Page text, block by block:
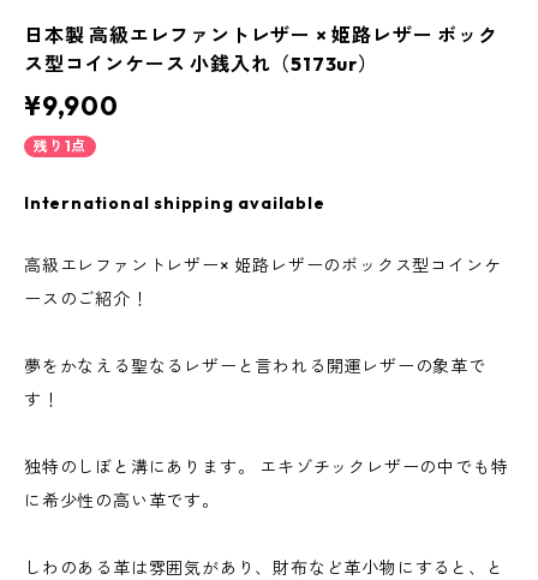
日本製 高級エレファントレザー × 姫路レザー ボック
ス型コインケース 小銭入れ（5173ur）
¥9,900
残り1点
International shipping available
高級エレファントレザー× 姫路レザーのボックス型コインケ
ースのご紹介！
夢をかなえる聖なるレザーと言われる開運レザーの象革で
す！
独特のしぼと溝にあります。 エキゾチックレザーの中でも特
に希少性の高い革です。
しわのある革は雰囲気があり、財布など革小物にすると、と